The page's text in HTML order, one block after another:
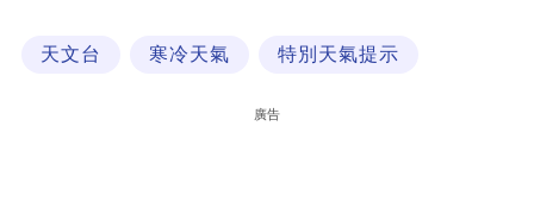
場
天文台 寒冷天氣 特別天氣提示
廣告